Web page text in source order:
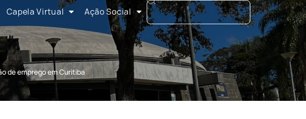
Capela Virtual Ação Social
de emprego em Curitiba